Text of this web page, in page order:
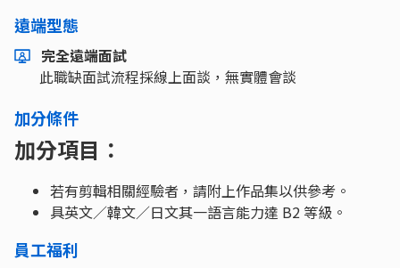
遠端型態
完全遠端面試
此職缺面試流程採線上面談，無實體會談
加分條件
加分項目：
若有剪輯相關經驗者，請附上作品集以供參考。
具英文／韓文／日文其一語言能力達 B2 等級。
員工福利